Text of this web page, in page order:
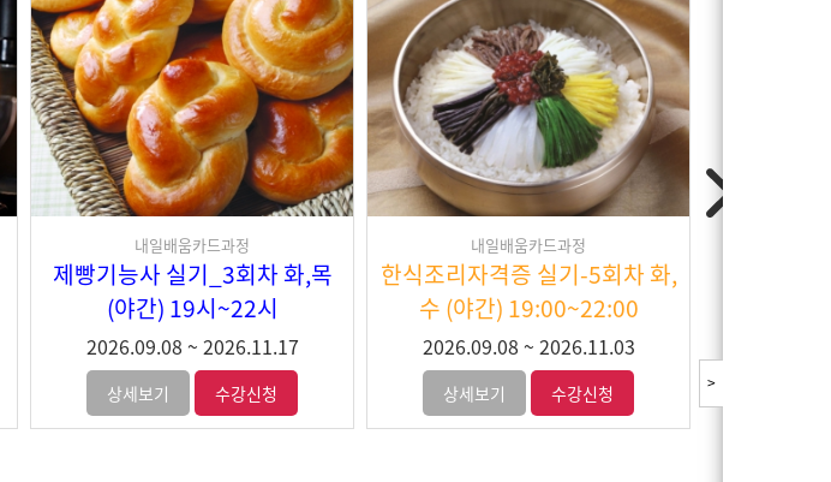
내일배움카드과정
커피바리스타 2급 자격증 취득
과정_22회차 월~금 (오후)
14:00-18:00
2026.09.09 ~ 2026.09.23
상세보기 수강신청
내일배움카드과정
커피바리스타 2급_2회차 화,수
(야간) 19:00~22:00
2026.09.15 ~ 2026.10.21
상세보기 수강신청 >